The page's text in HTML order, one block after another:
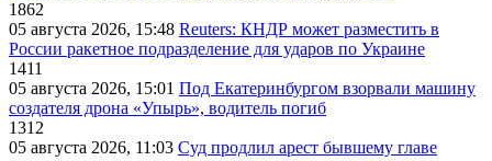
1862
05 августа 2026, 15:48 Reuters: КНДР может разместить в
России ракетное подразделение для ударов по Украине
1411
05 августа 2026, 15:01 Под Екатеринбургом взорвали машину
создателя дрона «Упырь», водитель погиб
1312
05 августа 2026, 11:03 Суд продлил арест бывшему главе